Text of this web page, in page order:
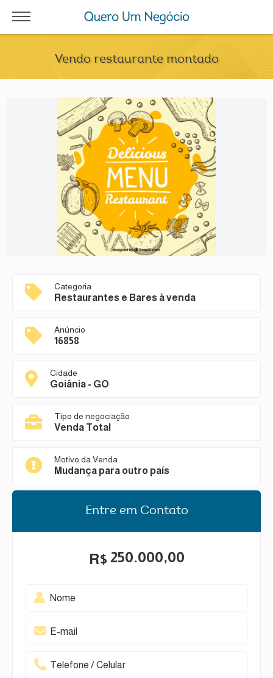
Vendo restaurante montado
Categoria
Restaurantes e Bares à venda
Anúncio
16858
Cidade
Goiânia - GO
Tipo de negociação
Venda Total
Motivo da Venda
Mudança para outro país
Entre em Contato
R$ 250.000,00